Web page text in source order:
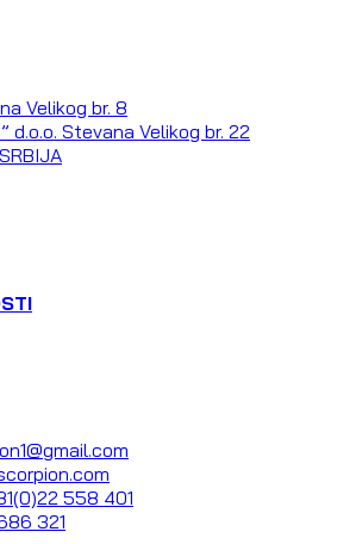
Velikog br. 8
d.o.o. Stevana Velikog br. 22
558 401
321